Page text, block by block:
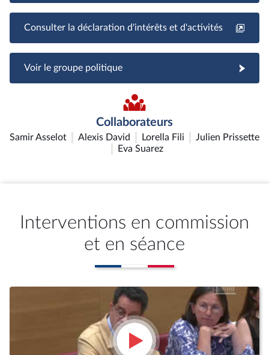
Consulter la déclaration d'intérêts et d'activités
Voir le groupe politique
Collaborateurs
Samir Asselot Alexis David Lorella Fili
Julien Prissette
Eva Suarez
Interventions en commission
et en séance